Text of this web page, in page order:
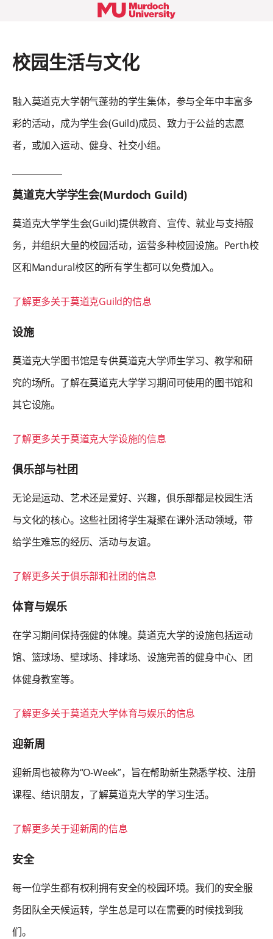
校园生活与文化
融入莫道克大学朝气蓬勃的学生集体，参与全年中丰富多
彩的活动，成为学生会(Guild)成员、致力于公益的志愿
者，或加入运动、健身、社交小组。
莫道克大学学生会(Murdoch Guild)
莫道克大学学生会(Guild)提供教育、宣传、就业与支持服
务，并组织大量的校园活动，运营多种校园设施。Perth校
区和Mandural校区的所有学生都可以免费加入。
了解更多关于莫道克Guild的信息
设施
莫道克大学图书馆是专供莫道克大学师生学习、教学和研
究的场所。了解在莫道克大学学习期间可使用的图书馆和
其它设施。
了解更多关于莫道克大学设施的信息
俱乐部与社团
无论是运动、艺术还是爱好、兴趣，俱乐部都是校园生活
与文化的核心。这些社团将学生凝聚在课外活动领域，带
给学生难忘的经历、活动与友谊。
了解更多关于俱乐部和社团的信息
体育与娱乐
在学习期间保持强健的体魄。莫道克大学的设施包括运动
馆、篮球场、壁球场、排球场、设施完善的健身中心、团
体健身教室等。
了解更多关于莫道克大学体育与娱乐的信息
迎新周
迎新周也被称为“O-Week”，旨在帮助新生熟悉学校、注册
课程、结识朋友，了解莫道克大学的学习生活。
了解更多关于迎新周的信息
安全
每一位学生都有权利拥有安全的校园环境。我们的安全服
务团队全天候运转，学生总是可以在需要的时候找到我
们。